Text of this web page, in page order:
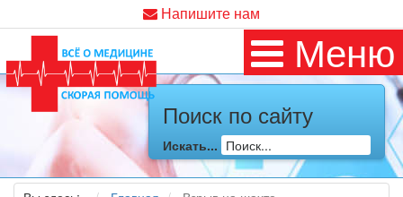
Напишите нам
Меню
Поиск по сайту
Искать...